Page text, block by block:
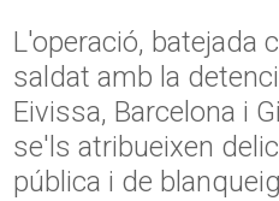
L'operació, batejada
saldat amb la
Eivissa, Barcelona i
se'ls atribueixen
pública i de